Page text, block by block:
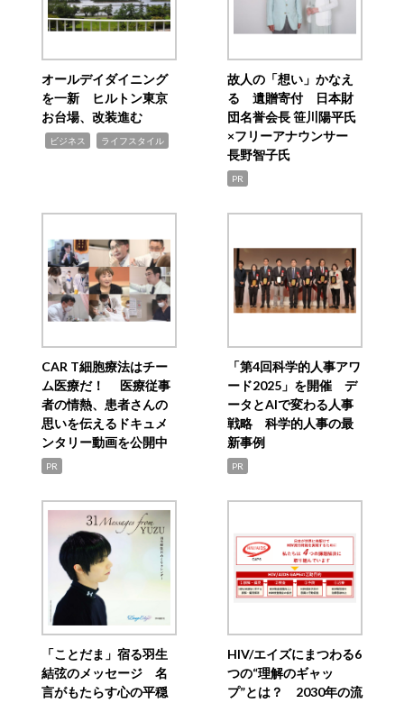
オールデイダイニング
を一新 ヒルトン東京
お台場、改装進む
ビジネス ライフスタイル
故人の「想い」かなえ
る 遺贈寄付 日本財
団名誉会長 笹川陽平氏
×フリーアナウンサー
長野智子氏
PR
CAR T細胞療法はチー
ム医療だ！ 医療従事
者の情熱、患者さんの
思いを伝えるドキュメ
ンタリー動画を公開中
PR
「第4回科学的人事アワ
ード2025」を開催 デ
ータとAIで変わる人事
戦略 科学的人事の最
新事例
PR
「ことだま」宿る羽生
結弦のメッセージ 名
言がもたらす心の平穏
HIV/エイズにまつわる6
つの“理解のギャッ
プ”とは？ 2030年の流